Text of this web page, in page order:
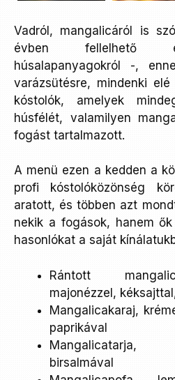
Vadról, mangalicáról is
évben fellelhető
húsalapanyagokról -,
varázsütésre, mindenki
kóstolók, amelyek
húsfélét, valamilyen
fogást tartalmazott.
A menü ezen a kedden a
profi kóstolóközönség
aratott, és többen azt
nekik a fogások, hanem
hasonlókat a saját
Rántott
majonézzel,
Mangalicakaraj,
paprikával
Mangalicatarja,
birsalmával